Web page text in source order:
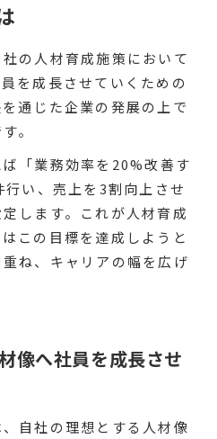
の人材育成施策において
を成長させていくための
通じた企業の発展の上で
。
「業務効率を20%改善す
い、売上を3割向上させ
します。これが人材育成
この目標を達成しようと
ね、キャリアの幅を広げ
像へ社員を成長させ
自社の理想とする人材像